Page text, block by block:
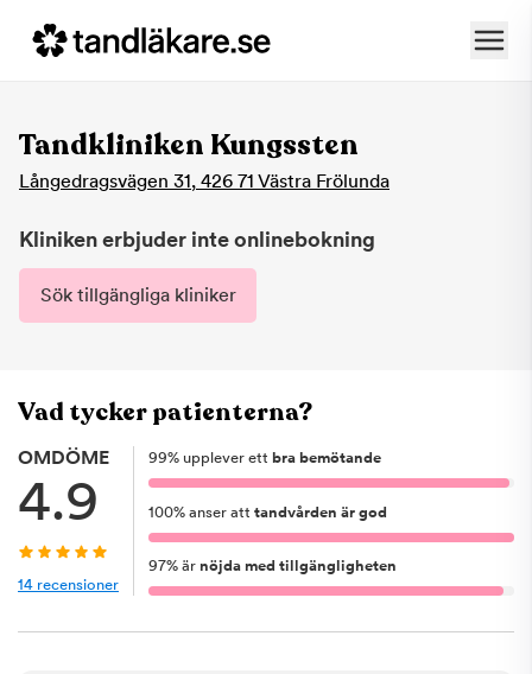
Tandkliniken Kungssten
Långedragsvägen 31, 426 71 Västra Frölunda
Kliniken erbjuder inte onlinebokning
Sök tillgängliga kliniker
Vad tycker patienterna?
OMDÖME
4.9
14 recensioner
99% upplever ett bra bemötande
100% anser att tandvården är god
97% är nöjda med tillgängligheten